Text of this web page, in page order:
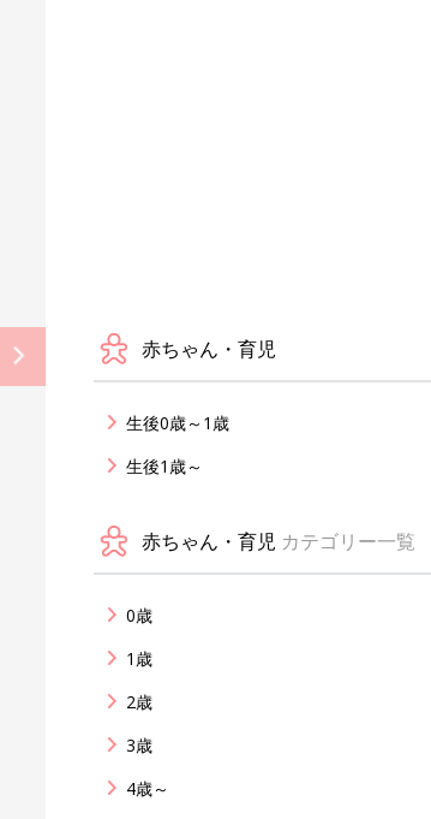
赤ちゃん・育児
生後0歳～1歳
生後1歳～
赤ちゃん・育児 カテゴリー一覧
0歳
1歳
2歳
3歳
4歳～